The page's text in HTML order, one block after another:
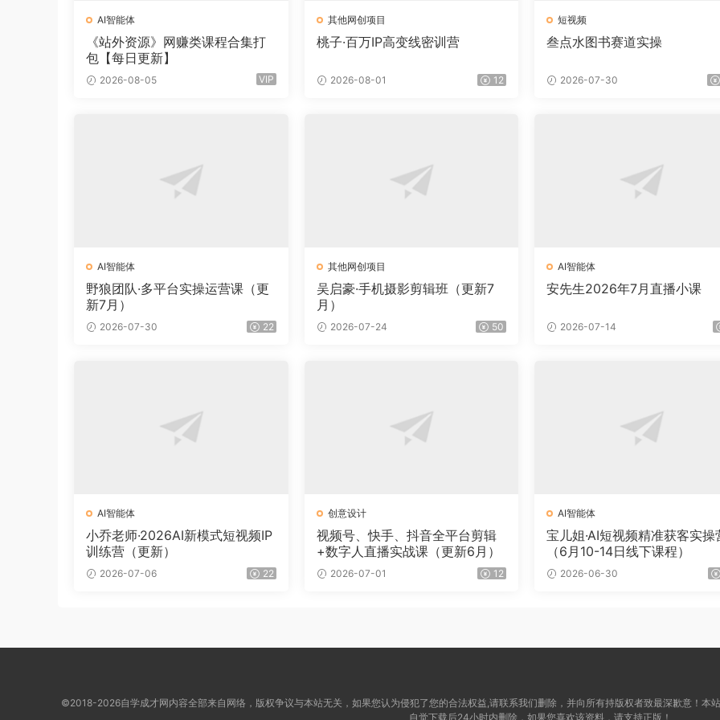
AI智能体
《站外资源》网赚类课程合集打
包【每日更新】
2026-08-05 VIP
其他网创项目
桃子·百万IP高变线密训营
2026-08-01 12
短视频
叁点水图书赛道实操
2026-07-30
AI智能体
野狼团队·多平台实操运营课（更
新7月）
2026-07-30 22
其他网创项目
吴启豪·手机摄影剪辑班（更新7
月）
2026-07-24 50
AI智能体
安先生2026年7月直播小课
2026-07-14
AI智能体
小乔老师·2026AI新模式短视频IP
训练营（更新）
2026-07-06 22
创意设计
视频号、快手、抖音全平台剪辑
+数字人直播实战课（更新6月）​
2026-07-01 12
AI智能体
宝儿姐·AI短视频精准获客实操
（6月10-14日线下课程）
2026-06-30
©2018-2026自学成才网内容全部来自网络，版权争议与本站无关，如果您认为侵犯了您的合法权益,请联系我们删除，并向所有持版权者致最深歉意！本
自觉下载后24小时内删除，如果您喜欢该资料，请支持正版！